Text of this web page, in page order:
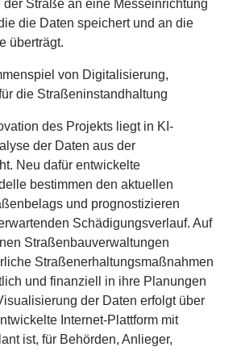
Straße an eine Messeinrichtung
die Daten speichert und an die
überträgt.
von Digitalisierung,
die Straßeninstandhaltung
des Projekts liegt in KI-
der Daten aus der
Neu dafür entwickelte
bestimmen den aktuellen
und prognostizieren
Schädigungsverlauf. Auf
Straßenbauverwaltungen
Straßenerhaltungsmaßnahmen
und finanziell in ihre Planungen
der Daten erfolgt über
Internet-Plattform mit
ist, für Behörden, Anlieger,